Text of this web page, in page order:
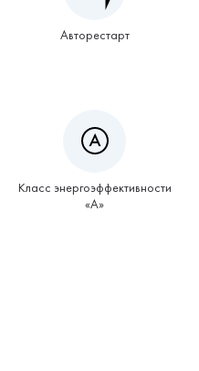
Авторестарт
Класс энергоэффективности
«А»